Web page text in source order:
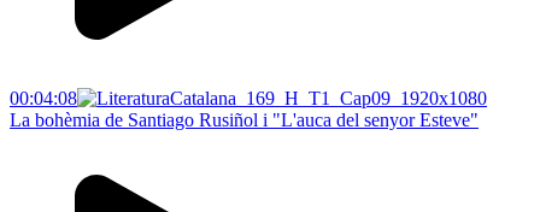
00:04:08
La bohèmia de Santiago Rusiñol i "L'auca del senyor Esteve"